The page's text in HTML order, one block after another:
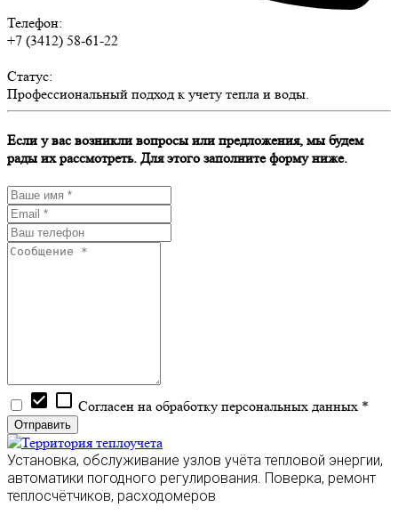
Телефон:
+7 (3412) 58-61-22
Статус:
Профессиональный подход к учету тепла и воды.
Если у вас возникли вопросы или предложения, мы будем
рады их рассмотреть. Для этого заполните форму ниже.
check_box check_box_outline_blank Согласен на обработку персональных данных *
Установка, обслуживание узлов учёта тепловой энергии,
автоматики погодного регулирования. Поверка, ремонт
теплосчётчиков, расходомеров